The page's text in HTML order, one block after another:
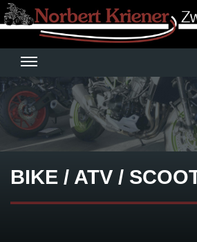
BIKE / ATV /